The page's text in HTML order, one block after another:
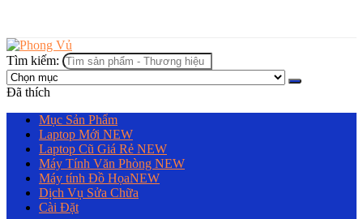
Tìm kiếm:
Đã thích
Mục Sản Phẩm
Laptop Mới NEW
Laptop Cũ Giá Rẻ NEW
Máy Tính Văn Phòng NEW
Máy tính Đồ HọaNEW
Dịch Vụ Sửa Chữa
Cài Đặt